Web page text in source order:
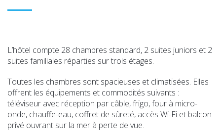
L’hôtel compte 28 chambres standard, 2 suites juniors et 2
suites familiales réparties sur trois étages.
Toutes les chambres sont spacieuses et climatisées. Elles
offrent les équipements et commodités suivants :
téléviseur avec réception par câble, frigo, four à micro-
onde, chauffe-eau, coffret de sûreté, accès Wi-Fi et balcon
privé ouvrant sur la mer à perte de vue.